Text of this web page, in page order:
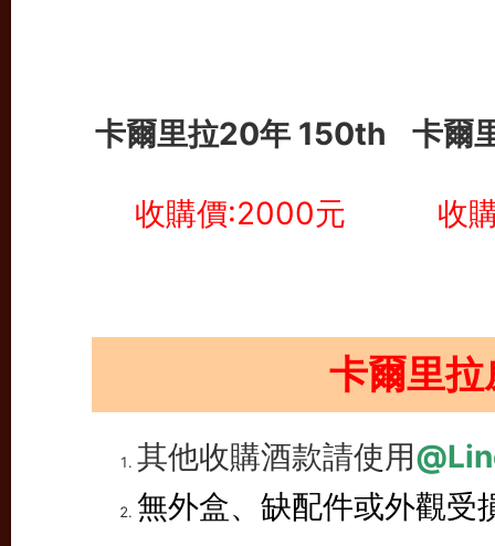
卡爾里拉20年 150th 卡爾
收購價:2000元 收
卡爾里
其他收購酒款請使用
無外盒、缺配件或外觀受